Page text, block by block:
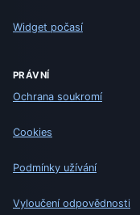
Widget počasí
PRÁVNÍ
Ochrana soukromí
Cookies
Podmínky užívání
Vyloučení odpovědnosti